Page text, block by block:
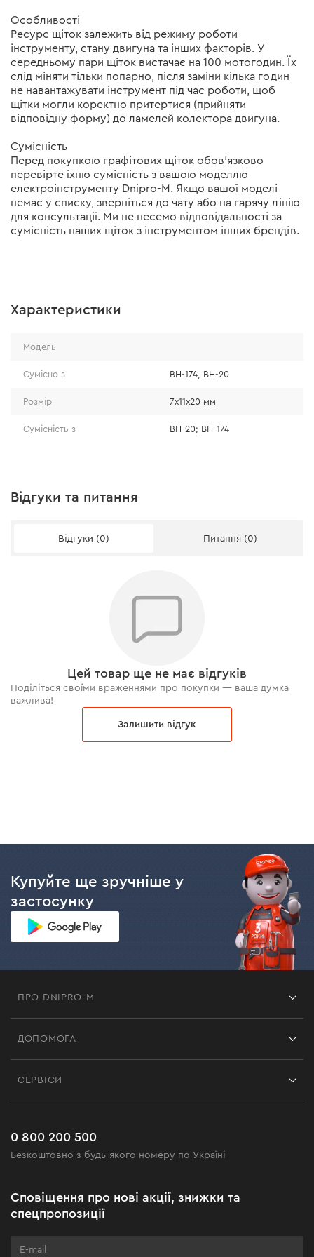
Особливості
Ресурс щіток залежить від режиму роботи
інструменту, стану двигуна та інших факторів. У
середньому пари щіток вистачає на 100 мотогодин. Їх
слід міняти тільки попарно, після заміни кілька годин
не навантажувати інструмент під час роботи, щоб
щітки могли коректно притертися (прийняти
відповідну форму) до ламелей колектора двигуна.
Сумісність
Перед покупкою графітових щіток обов'язково
перевірте їхню сумісність з вашою моделлю
електроінструменту Dnipro-M. Якщо вашої моделі
немає у списку, зверніться до чату або на гарячу лінію
для консультації. Ми не несемо відповідальності за
сумісність наших щіток з інструментом інших брендів.
Характеристики
Модель
Сумісно з BH-174, BH-20
Розмір 7х11х20 мм
Сумісність з BH-20; BH-174
Відгуки та питання
Відгуки (0) Питання (0)
Цей товар ще не має відгуків
Поділіться своїми враженнями про покупки — ваша думка
важлива!
Залишити відгук
Купуйте ще зручніше у
застосунку
ПРО DNIPRO-M
Чорна п'ятниця
Клуб майстерності
ДОПОМОГА
Поширені запитання
СЕРВІСИ
0 800 200 500
Безкоштовно з будь-якого номеру по Україні
Сповіщення про нові акції, знижки та
спецпропозиції